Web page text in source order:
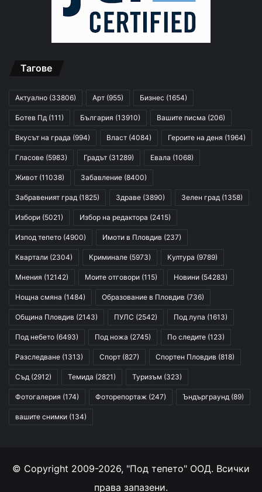
Тагове
Актуално (33806) Арт (955) Бизнес (1654)
Ботев Пд (111) България (13910) Вашите писма (206)
Вкусът на града (994) Власт (4084) Героите на деня (1964)
Гласове (5983) Градът (31289) Евала (1068)
Живот (11038) Забавление (8400)
Забравеният град (1825) Здраве (3890) Зелен град (1358)
Избори (5021) Избор на редактора (2415)
Изпод тепето (4900) Имоти в Пловдив (237)
Квартали (2304) Криминале (5973) Култура (9789)
Мнения (12142) Моите отговори (115) Новини (54283)
Нощна смяна (1484) Образование в Пловдив (736)
Община Пловдив (2143) ПУЛС (2542) Под лупа (1613)
Под небето (6493) Под ножа (2745) По следите (123)
Разследване (1313) Спорт (827) Спортен Пловдив (818)
Съд (2912) Темида (2821) Туризъм (323)
Фотогалерия (174) Фоторепортаж (247) Ъндърграунд (89)
вашите снимки (134)
© Copyright 2009-2026, "Под тепето" ООД. Всички
права запазени.